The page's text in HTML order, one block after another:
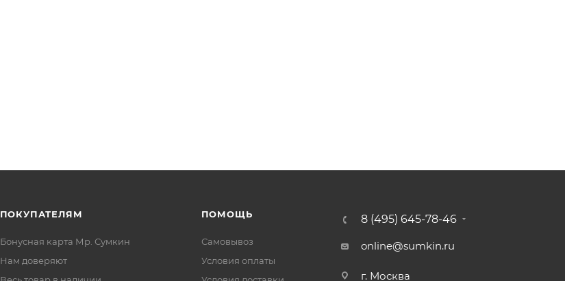
ПОКУПАТЕЛЯМ
Бонусная карта Мр. Сумкин
Нам доверяют
ПОМОЩЬ
Самовывоз
Условия оплаты
8 (495) 645-78-46
online@sumkin.ru
г. Москва